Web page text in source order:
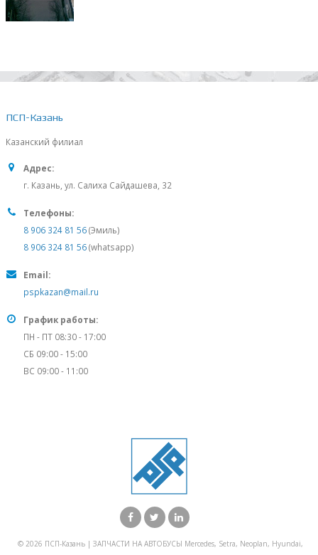
ПСП-Казань
Казанский филиал
Адрес:
г. Казань, ул. Салиха Сайдашева, 32
Телефоны:
8 906 324 81 56(Эмиль)
8 906 324 81 56(whatsapp)
Email:
pspkazan@mail.ru
График работы:
ПН - ПТ 08:30 - 17:00
СБ 09:00 - 15:00
ВС 09:00 - 11:00
© 2026 ПСП-Казань | ЗАПЧАСТИ НА АВТОБУСЫ Mercedes, Setra, Neoplan, Hyundai,